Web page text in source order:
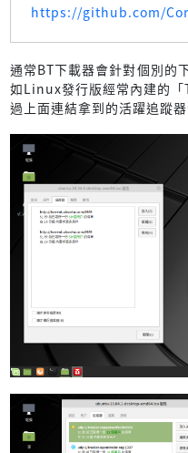
https://github.com/
通常BT下載器會針對個別的
如Linux發行版經常內建的
過上面連結拿到的活躍追蹤